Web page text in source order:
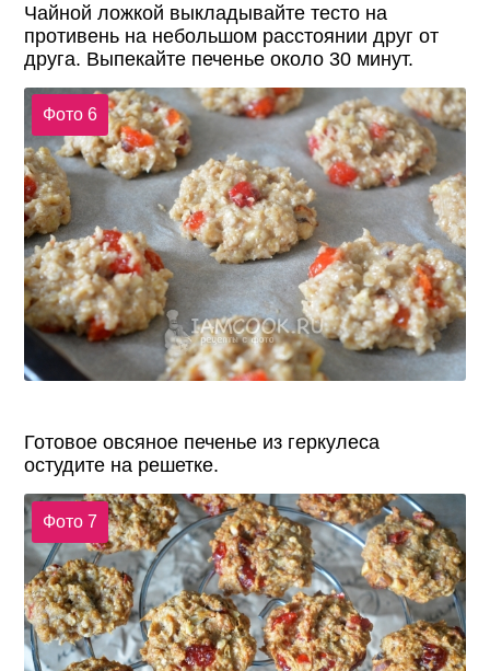
Чайной ложкой выкладывайте тесто на
противень на небольшом расстоянии друг от
друга. Выпекайте печенье около 30 минут.
Фото 6
Готовое овсяное печенье из геркулеса
остудите на решетке.
Фото 7